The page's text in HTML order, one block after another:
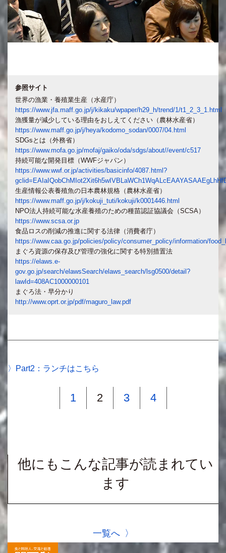
参照サイト
世界の漁業・養殖業生産（水産庁）
https://www.jfa.maff.go.jp/j/kikaku/wpaper/h29_h/trend/1/t1_2_3_1.html
漁獲量が減少している理由をおしえてください（農林水産省）
https://www.maff.go.jp/j/heya/kodomo_sodan/0007/04.html
SDGsとは（外務省）
https://www.mofa.go.jp/mofaj/gaiko/oda/sdgs/about//event/c517
持続可能な開発目標（WWFジャパン）
https://www.wwf.or.jp/activities/basicinfo/4087.html?
生産情報公表養殖魚の日本農林規格（農林水産省）
https://www.maff.go.jp/j/kokuji_tuti/kokuji/k0001446.html
NPO法人持続可能な水産養殖のための種苗認証協議会（SCSA）
https://www.scsa.or.jp
食品ロスの削減の推進に関する法律（消費者庁）
https://www.caa.go.jp/policies/policy/consumer_policy/information/
まぐろ資源の保存及び管理の強化に関する特別措置法
https://elaws.e-
gov.go.jp/search/elawsSearch/elaws_search/lsg0500/detail?
lawId=408AC1000000101
まぐろ法・早分かり
http://www.oprt.or.jp/pdf/maguro_law.pdf
Part2：ランチはこちら
1 2 3 4
他にもこんな記事が読まれてい
ます
一覧へ